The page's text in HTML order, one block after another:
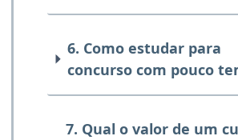
6. Como estudar para
concurso com pouco
7. Qual o valor de um